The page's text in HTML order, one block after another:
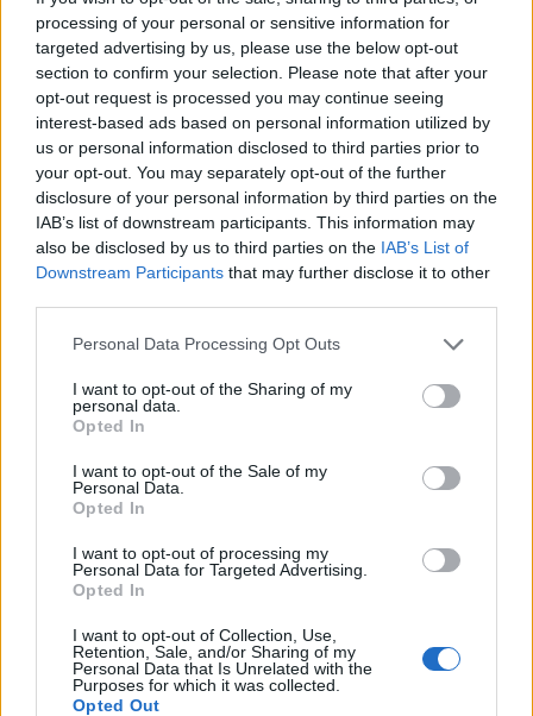
processing of your personal or sensitive information for
targeted advertising by us, please use the below opt-out
section to confirm your selection. Please note that after your
opt-out request is processed you may continue seeing
interest-based ads based on personal information utilized by
us or personal information disclosed to third parties prior to
your opt-out. You may separately opt-out of the further
disclosure of your personal information by third parties on the
IAB’s list of downstream participants. This information may
also be disclosed by us to third parties on the IAB’s List of
Downstream Participants that may further disclose it to other
Personal Data Processing Opt Outs
I want to opt-out of the Sharing of my
personal data.
Opted In
I want to opt-out of the Sale of my
Personal Data.
Opted In
I want to opt-out of processing my
Personal Data for Targeted Advertising.
Opted In
I want to opt-out of Collection, Use,
Retention, Sale, and/or Sharing of my
Personal Data that Is Unrelated with the
Purposes for which it was collected.
Opted Out
Φωτ.: Nikola Jovanovic / Unsplash
Την ώρα που οι επιστήμονες προειδοποιούν για πιο
ακραίες καιρικές συνθήκες, ο κόσμος κάνει μία
σημαντική προσπάθεια να καταπολεμήσει την
κλιματική αλλαγή.